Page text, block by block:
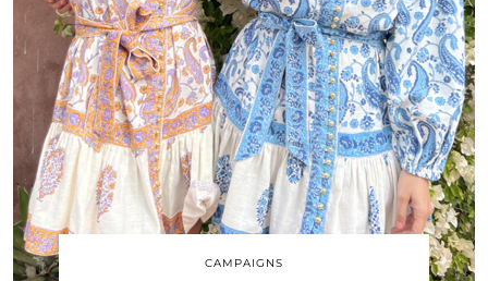
CAMPAIGNS